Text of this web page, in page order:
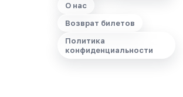
О нас
Возврат билетов
Политика
конфиденциальности